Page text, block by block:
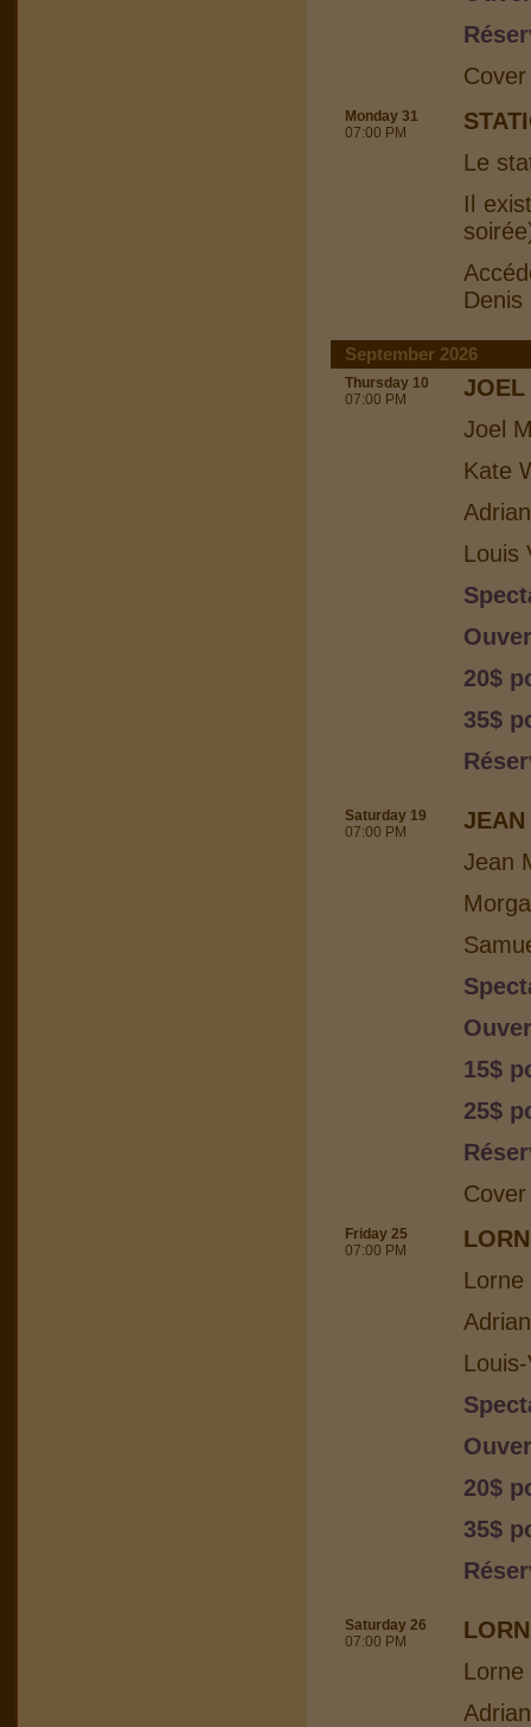
Monday 31
07:00 PM
Le
Il
Denis
September 2026
Thursday 10
07:00 PM
JOEL
Joel
Kate
Louis
20$
35$
Saturday 19
07:00 PM
JEAN
Jean
15$
25$
Friday 25
07:00 PM
Lorne
20$
35$
Saturday 26
07:00 PM
Lorne